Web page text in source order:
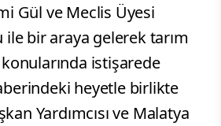
Gül ve Meclis Üyesi
ile bir araya gelerek tarım
konularında istişarede
heyetle birlikte
Yardımcısı ve Malatya